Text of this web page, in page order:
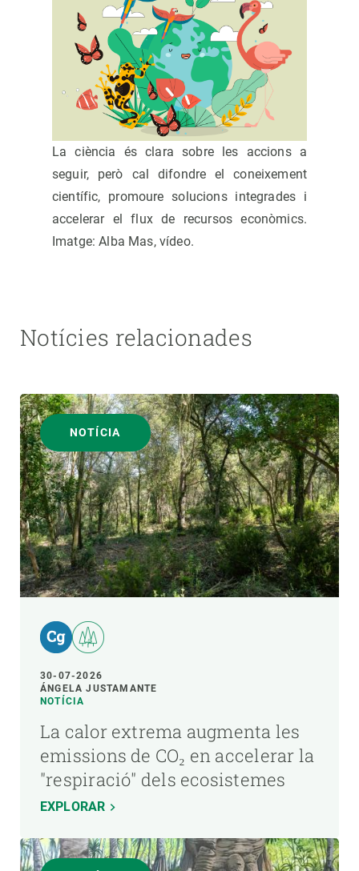
La ciència és clara sobre les accions a
seguir, però cal difondre el coneixement
científic, promoure solucions integrades i
accelerar el flux de recursos econòmics.
Imatge: Alba Mas, vídeo.
Notícies relacionades
NOTÍCIA
30-07-2026
ÁNGELA JUSTAMANTE
NOTÍCIA
La calor extrema augmenta les
emissions de CO₂ en accelerar la
"respiració" dels ecosistemes
EXPLORAR